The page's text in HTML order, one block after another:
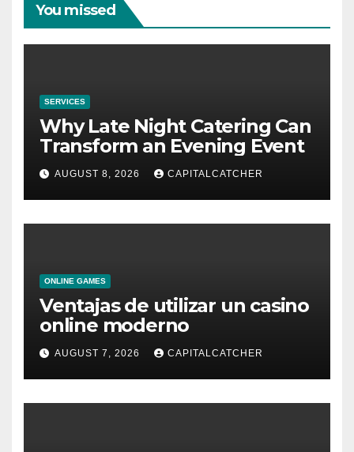
You missed
SERVICES
Why Late Night Catering Can
Transform an Evening Event
AUGUST 8, 2026 CAPITALCATCHER
ONLINE GAMES
Ventajas de utilizar un casino
online moderno
AUGUST 7, 2026 CAPITALCATCHER